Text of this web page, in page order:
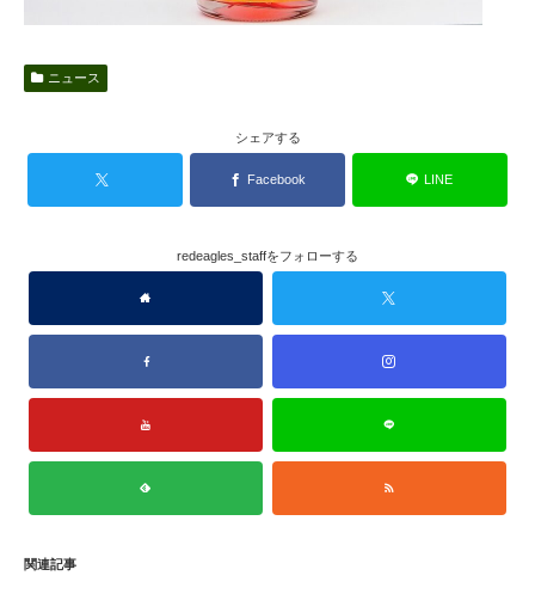
ニュース
シェアする
Facebook LINE
redeagles_staffをフォローする
関連記事